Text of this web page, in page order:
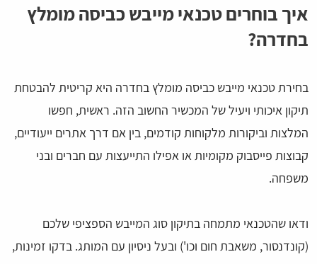
איך בוחרים טכנאי מייבש כביסה מומלץ
בחדרה?
בחירת טכנאי מייבש כביסה מומלץ בחדרה היא קריטית להבטחת
תיקון איכותי ויעיל של המכשיר החשוב הזה. ראשית, חפשו
המלצות וביקורות מלקוחות קודמים, בין אם דרך אתרים ייעודיים,
קבוצות פייסבוק מקומיות או אפילו התייעצות עם חברים ובני
משפחה.
ודאו שהטכנאי מתמחה בתיקון סוג המייבש הספציפי שלכם
(קונדנסור, משאבת חום וכו') ובעל ניסיון עם המותג. בדקו זמינות,